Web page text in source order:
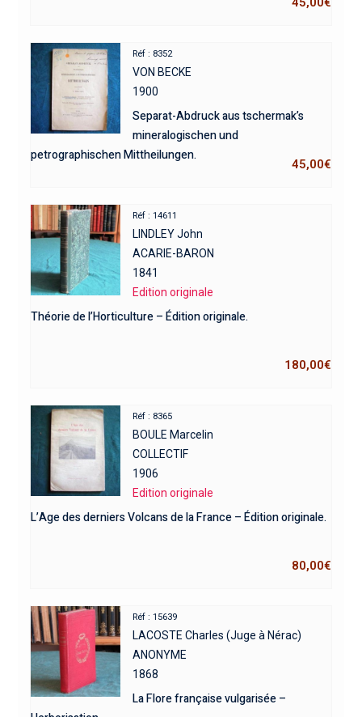
Réf : 8352
VON BECKE
1900
Separat-Abdruck aus tschermak’s
mineralogischen und
petrographischen Mittheilungen.
45,00€
Réf : 14611
LINDLEY John
ACARIE-BARON
1841
Edition originale
Théorie de l’Horticulture – Édition originale.
180,00€
Réf : 8365
BOULE Marcelin
COLLECTIF
1906
Edition originale
L’Age des derniers Volcans de la France – Édition originale.
80,00€
Réf : 15639
LACOSTE Charles (Juge à Nérac)
ANONYME
1868
La Flore française vulgarisée –